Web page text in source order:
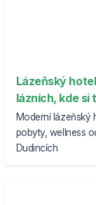
Lázeňský
lázních, kde si
Moderní lázeňský
pobyty, wellness
Dudincích